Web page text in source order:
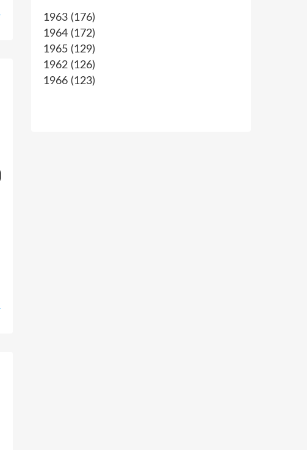
1963 (176)
1964 (172)
1965 (129)
1962 (126)
1966 (123)